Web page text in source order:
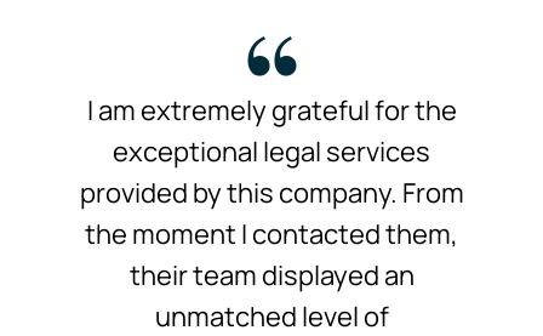
I am extremely grateful for the
exceptional legal services
provided by this company. From
the moment I contacted them,
their team displayed an
unmatched level of